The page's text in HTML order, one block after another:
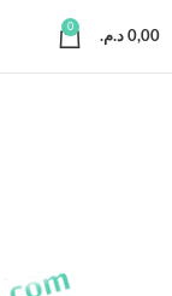
0
0,00 د.م.